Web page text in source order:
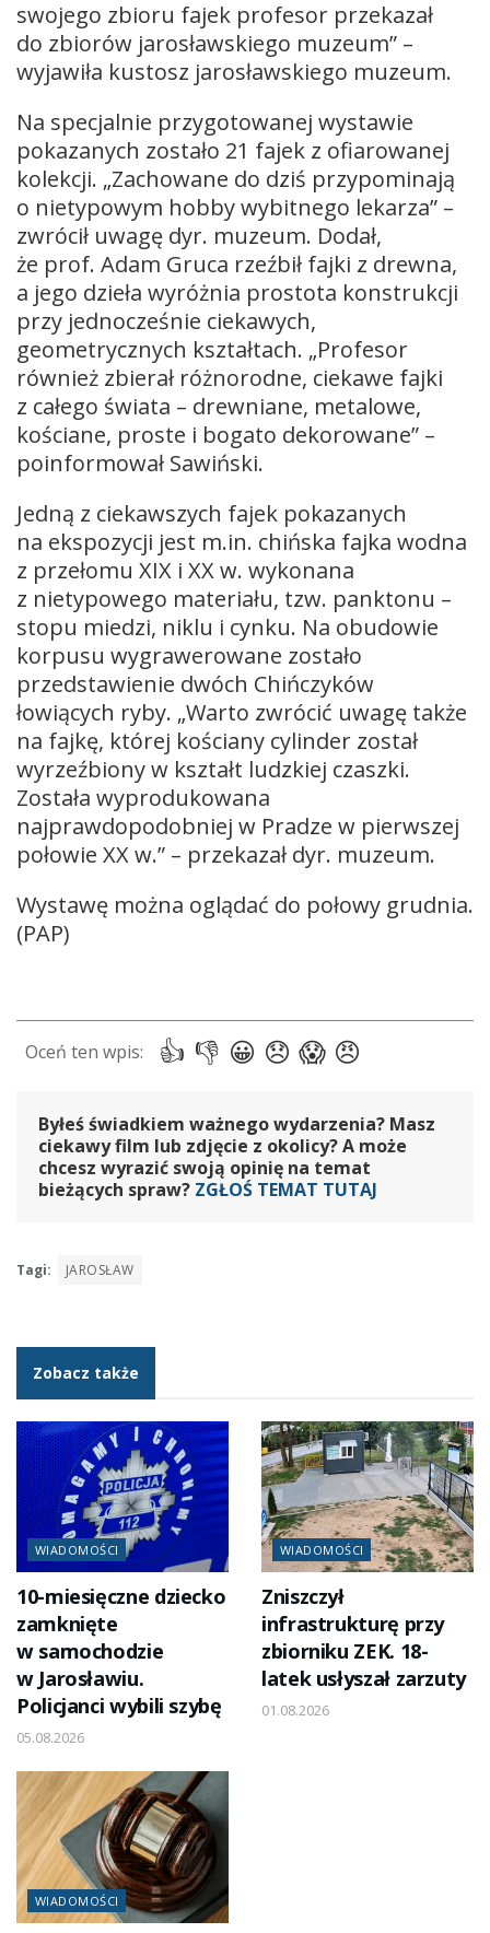
swojego zbioru fajek profesor przekazał
do zbiorów jarosławskiego muzeum” –
wyjawiła kustosz jarosławskiego muzeum.
Na specjalnie przygotowanej wystawie
pokazanych zostało 21 fajek z ofiarowanej
kolekcji. „Zachowane do dziś przypominają
o nietypowym hobby wybitnego lekarza” –
zwrócił uwagę dyr. muzeum. Dodał,
że prof. Adam Gruca rzeźbił fajki z drewna,
a jego dzieła wyróżnia prostota konstrukcji
przy jednocześnie ciekawych,
geometrycznych kształtach. „Profesor
również zbierał różnorodne, ciekawe fajki
z całego świata – drewniane, metalowe,
kościane, proste i bogato dekorowane” –
poinformował Sawiński.
Jedną z ciekawszych fajek pokazanych
na ekspozycji jest m.in. chińska fajka wodna
z przełomu XIX i XX w. wykonana
z nietypowego materiału, tzw. panktonu –
stopu miedzi, niklu i cynku. Na obudowie
korpusu wygrawerowane zostało
przedstawienie dwóch Chińczyków
łowiących ryby. „Warto zwrócić uwagę także
na fajkę, której kościany cylinder został
wyrzeźbiony w kształt ludzkiej czaszki.
Została wyprodukowana
najprawdopodobniej w Pradze w pierwszej
połowie XX w.” – przekazał dyr. muzeum.
Wystawę można oglądać do połowy grudnia.
(PAP)
Byłeś świadkiem ważnego wydarzenia? Masz
ciekawy film lub zdjęcie z okolicy? A może
chcesz wyrazić swoją opinię na temat
bieżących spraw? ZGŁOŚ TEMAT TUTAJ
Tagi: JAROSŁAW
Zobacz także
WIADOMOŚCI
10-miesięczne dziecko
zamknięte
w samochodzie
w Jarosławiu.
Policjanci wybili szybę
05.08.2026
WIADOMOŚCI
Zniszczył
infrastrukturę przy
zbiorniku ZEK. 18-
latek usłyszał zarzuty
01.08.2026
WIADOMOŚCI